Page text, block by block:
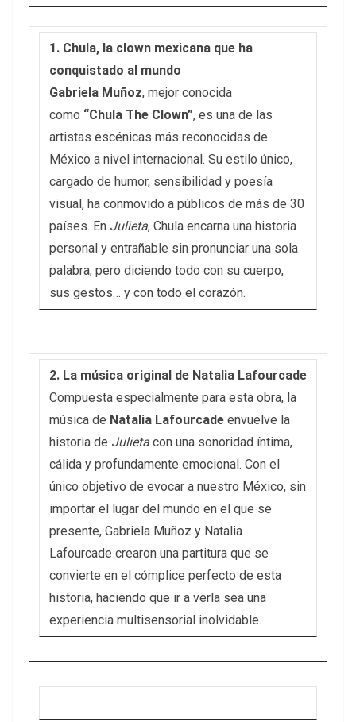
1. Chula, la clown mexicana que ha
conquistado al mundo
Gabriela Muñoz, mejor conocida
como “Chula The Clown”, es una de las
artistas escénicas más reconocidas de
México a nivel internacional. Su estilo único,
cargado de humor, sensibilidad y poesía
visual, ha conmovido a públicos de más de 30
países. En Julieta, Chula encarna una historia
personal y entrañable sin pronunciar una sola
palabra, pero diciendo todo con su cuerpo,
sus gestos… y con todo el corazón.
2. La música original de Natalia Lafourcade
Compuesta especialmente para esta obra, la
música de Natalia Lafourcade envuelve la
historia de Julieta con una sonoridad íntima,
cálida y profundamente emocional. Con el
único objetivo de evocar a nuestro México, sin
importar el lugar del mundo en el que se
presente, Gabriela Muñoz y Natalia
Lafourcade crearon una partitura que se
convierte en el cómplice perfecto de esta
historia, haciendo que ir a verla sea una
experiencia multisensorial inolvidable.